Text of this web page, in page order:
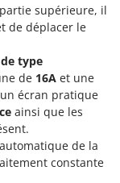
supérieure, il
de déplacer le
type
de 16A et une
écran pratique
ainsi que les
de la
constante